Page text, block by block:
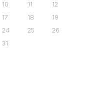
10 11
12
17 18
19
24 25
26
31